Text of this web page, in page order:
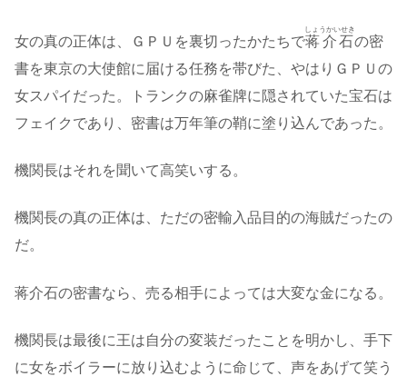
女の真の正体は、ＧＰＵを裏切ったかたちで蒋介石
しょうかいせき
の密
書を東京の大使館に届ける任務を帯びた、やはりＧＰＵの
女スパイだった。トランクの麻雀牌に隠されていた宝石は
フェイクであり、密書は万年筆の鞘に塗り込んであった。
機関長はそれを聞いて高笑いする。
機関長の真の正体は、ただの密輸入品目的の海賊だったの
だ。
蒋介石の密書なら、売る相手によっては大変な金になる。
機関長は最後に王は自分の変装だったことを明かし、手下
に女をボイラーに放り込むように命じて、声をあげて笑う